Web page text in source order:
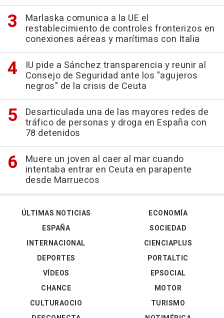
Marlaska comunica a la UE el
restablecimiento de controles fronterizos en
conexiones aéreas y marítimas con Italia
IU pide a Sánchez transparencia y reunir al
Consejo de Seguridad ante los "agujeros
negros" de la crisis de Ceuta
Desarticulada una de las mayores redes de
tráfico de personas y droga en España con
78 detenidos
Muere un joven al caer al mar cuando
intentaba entrar en Ceuta en parapente
desde Marruecos
ÚLTIMAS NOTICIAS
ESPAÑA
INTERNACIONAL
DEPORTES
VÍDEOS
ECONOMÍA
SOCIEDAD
CIENCIAPLUS
PORTALTIC
EPSOCIAL
CHANCE
CULTURAOCIO
MOTOR
TURISMO